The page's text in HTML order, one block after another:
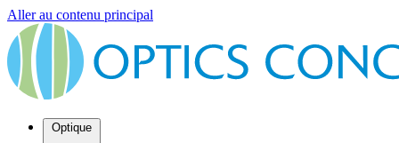
Aller au contenu principal
Optique